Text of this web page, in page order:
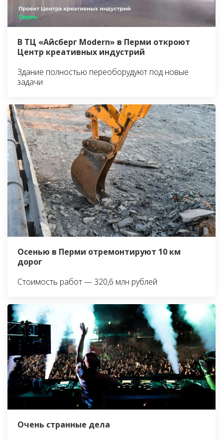
В ТЦ «Айсберг Modern» в Перми откроют
Центр креативных индустрий
Здание полностью переоборудуют под новые
задачи
Осенью в Перми отремонтируют 10 км
дорог
Стоимость работ — 320,6 млн рублей
Очень странные дела